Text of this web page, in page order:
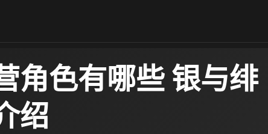
角色有哪些 ​银与绯
绍